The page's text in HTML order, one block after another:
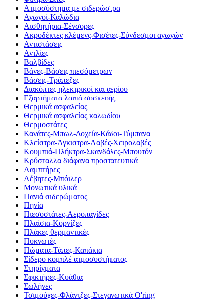
Ατμοσύστημα με σιδερώστρα
Αγωγοί-Καλώδια
Αισθητήρια-Σένσορες
Ακροδέκτες κλέμενς-Φισέτες-Σύνδεσμοι αγωγών
Αντιστάσεις
Αντλίες
Βαλβίδες
Βάνες-Βάσεις πιεσόμετρων
Βάσεις-Τράπεζες
Διακόπτες ηλεκτρικοί και αερίου
Εξαρτήματα λοιπά συσκευής
Θερμικά ασφαλείας
Θερμικά ασφαλείας καλωδίου
Θερμοστάτες
Κανάτες-Μπωλ-Δοχεία-Κάδοι-Τύμπανα
Κλείστρα-Άγκιστρα-Λαβές-Χειρολαβές
Κουμπιά-Πλήκτρα-Σκανδάλες-Μπουτόν
Κρύσταλλα διάφανα προστατευτικά
Λαμπτήρες
Λέβητες-Μπόιλερ
Μονωτικά υλικά
Πανιά σιδερώματος
Πηνία
Πιεσοστάτες-Αεροπαγίδες
Πλαίσια-Κορνίζες
Πλάκες θερμαντικές
Πυκνωτές
Πώματα-Τάπες-Καπάκια
Σίδερο κομπλέ ατμοσυστήματος
Στηρίγματα
Σφικτήρες-Κυάθια
Σωλήνες
Τσιμούχες-Φλάντζες-Στεγανωτικά O'ring